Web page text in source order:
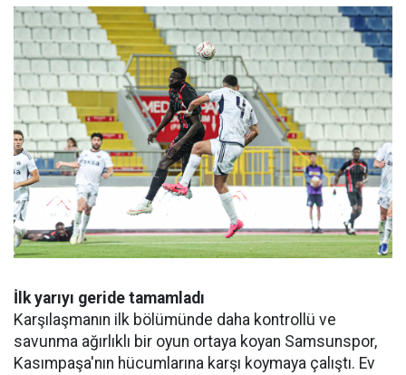
İlk yarıyı geride tamamladı
Karşılaşmanın ilk bölümünde daha kontrollü ve
savunma ağırlıklı bir oyun ortaya koyan Samsunspor,
Kasımpaşa'nın hücumlarına karşı koymaya çalıştı. Ev